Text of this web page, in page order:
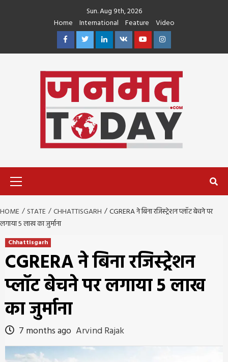
Sun. Aug 9th, 2026
Home
International Feature
Video
FacebookTwitterLinkedin
VK YoutubeInstagram
HOME STATE CHHATTISGARH
CGRERA ने बिना रजिस्ट्रेशन प्लॉट बेचने पर
लगाया 5 लाख का जुर्माना
Chhattisgarh
CGRERA ने बिना रजिस्ट्रेशन
प्लॉट बेचने पर लगाया 5 लाख
का जुर्माना
7 months ago Arvind Rajak